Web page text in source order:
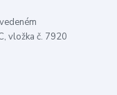
vložka č. 7920